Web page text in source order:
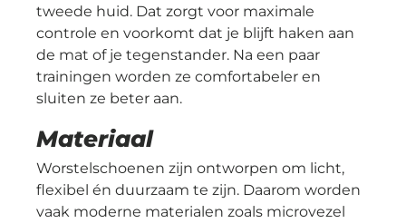
tweede huid. Dat zorgt voor maximale
controle en voorkomt dat je blijft haken aan
de mat of je tegenstander. Na een paar
trainingen worden ze comfortabeler en
sluiten ze beter aan.
Materiaal
Worstelschoenen zijn ontworpen om licht,
flexibel én duurzaam te zijn. Daarom worden
vaak moderne materialen zoals microvezel